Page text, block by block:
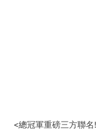
<總冠軍重磅三方聯